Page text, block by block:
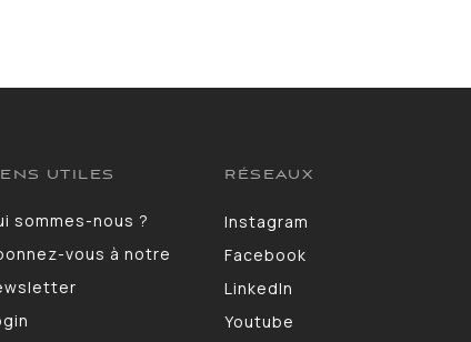
UTILES
sommes-nous ?
vous à notre
RÉSEAUX
Instagram
Facebook
LinkedIn
Youtube